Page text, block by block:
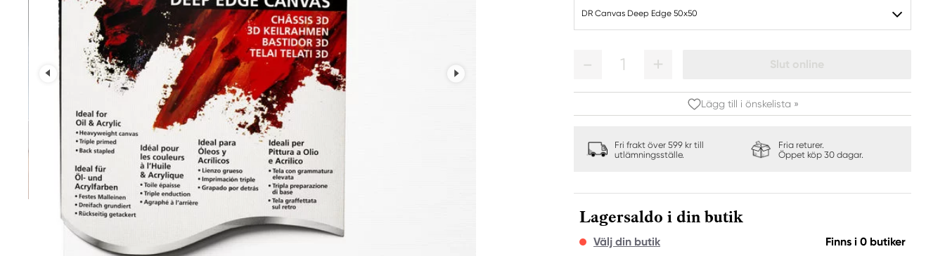
DR Canvas Deep Edge 50x50
1 Slut online
Lägg till i önskelista »
Fri frakt över 599 kr till
utlämningsställe.
Fria returer.
Öppet köp 30 dagar.
Lagersaldo i din butik
Välj din butik Finns i 0 butiker